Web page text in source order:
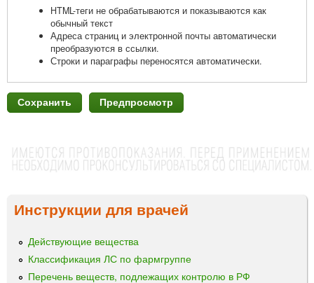
HTML-теги не обрабатываются и показываются как
обычный текст
Адреса страниц и электронной почты автоматически
преобразуются в ссылки.
Строки и параграфы переносятся автоматически.
Инструкции для врачей
Действующие вещества
Классификация ЛС по фармгруппе
Перечень веществ, подлежащих контролю в РФ